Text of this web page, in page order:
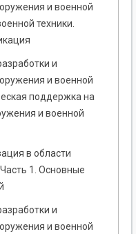
и военной
техники.
и
и военной
поддержка на
и военной
в области
1. Основные
и
и военной